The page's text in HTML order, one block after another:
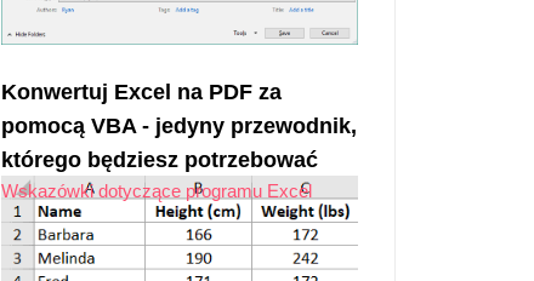
Konwertuj Excel na PDF za
pomocą VBA - jedyny przewodnik,
którego będziesz potrzebować
Wskazówki dotyczące programu Excel